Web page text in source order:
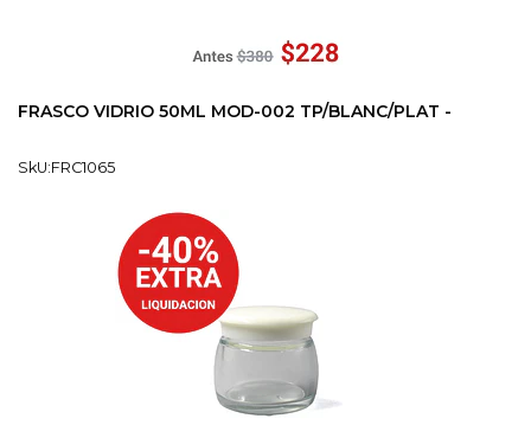
FRASCO VIDRIO 50ML MOD-002 TP/BLANC/PLAT -
SkU:FRC1065